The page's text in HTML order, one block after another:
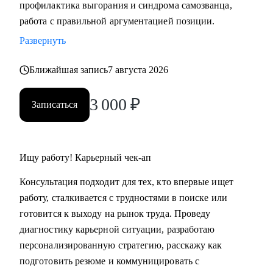
• Подготовка к собеседованию (скрининг с HR, финальное
с руководителем, опционально - подготовиться к
техническому собеседованию).
собеседовании).
• Прокачка ценности сотрудника на текущем месте (как
сделать так, чтобы руководитель заметил и наконец начал
выделять среди команды, повышать и тд.)
Кому могу помочь:
технических направлений;
• Учащимся на онлайн-курсах для переквалификации (IT,
Digital, Образование);
• Junior/Middle/Senior-специалистам;
• Middle и C-level менеджерам.
профилактика выгорания и синдрома самозванца,
работа с правильной аргументацией позиции.
Развернуть
Ближайшая запись7 августа 2026
Записаться 3 000 ₽
Ищу работу! Карьерный чек-ап
Консультация подходит для тех, кто впервые ищет
работу, сталкивается с трудностями в поиске или
готовится к выходу на рынок труда. Проведу
диагностику карьерной ситуации, разработаю
персонализированную стратегию, расскажу как
подготовить резюме и коммуницировать с